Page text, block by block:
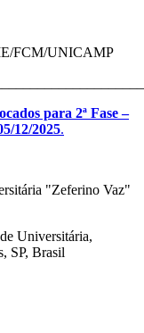
FCM/UNICAMP
para 2ª Fase –
12/2025.
"Zeferino Vaz"
Universitária,
SP, Brasil